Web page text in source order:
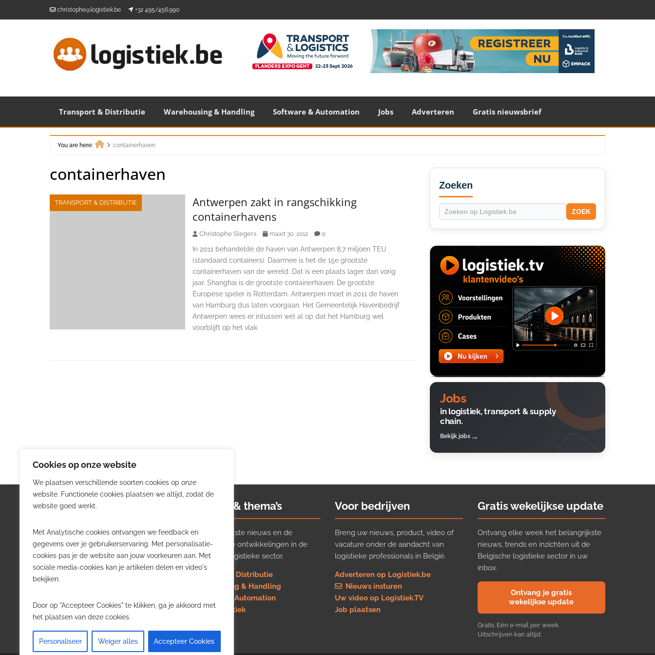
Cookies op onze website
We plaatsen verschillende soorten cookies op onze
website. Functionele cookies plaatsen we altijd, zodat de
website goed werkt.
Met Analytische cookies ontvangen we feedback en
gegevens over je gebruikerservaring. Met personalisatie-
cookies pas je de website aan jouw voorkeuren aan. Met
sociale media-cookies kan je artikelen delen en video's
bekijken.
Door op "Accepteer Cookies" te klikken, ga je akkoord met
het plaatsen van deze cookies.
Personaliseer Weiger alles Accepteer Cookies
christophe@logistiek.be +32 495/456.990
Transport & Distributie Warehousing & Handling Software & Automation Jobs Adverteren Gratis nieuwsbrief
You are here:
containerhaven
containerhaven
TRANSPORT & DISTRIBUTIE
Antwerpen zakt in rangschikking
containerhavens
Christophe Slegers maart 30, 2012 0
In 2011 behandelde de haven van Antwerpen 8,7 miljoen TEU
(standaard containers). Daarmee is het de 15e grootste
containerhaven van de wereld. Dat is een plaats lager dan vorig
jaar. Shanghai is de grootste containerhaven. De grootste
Europese speler is Rotterdam. Antwerpen moet in 2011 de haven
van Hamburg dus laten voorgaan. Het Gemeentelijk Havenbedrijf
Antwerpen wees er intussen wel al op dat het Hamburg wel
voorblijft op het vlak
Secondary
Sidebar
Zoeken
ZOEK
Jobs
in logistiek, transport & supply
chain.
Bekijk jobs
Logistiek.be
Logistiek.be brengt dagelijks nieuws,
trends en praktijkverhalen over
transport, warehousing, supply chain
en automatisering in België.
willen volgen.
Nieuws & thema’s
Volg het laatste nieuws en de
belangrijkste ontwikkelingen in de
Belgische logistieke sector.
Transport & Distributie
Warehousing & Handling
Software & Automation
Job in logistiek
Voor bedrijven
Breng uw nieuws, product, video of
vacature onder de aandacht van
logistieke professionals in België.
Adverteren op Logistiek.be
Nieuws insturen
Uw video op Logistiek.TV
Job plaatsen
Gratis wekelijkse update
Ontvang elke week het belangrijkste
nieuws, trends en inzichten uit de
Belgische logistieke sector in uw
inbox.
Ontvang je gratis
wekelijkse update
Gratis. Eén e-mail per week.
Uitschrijven kan altijd.